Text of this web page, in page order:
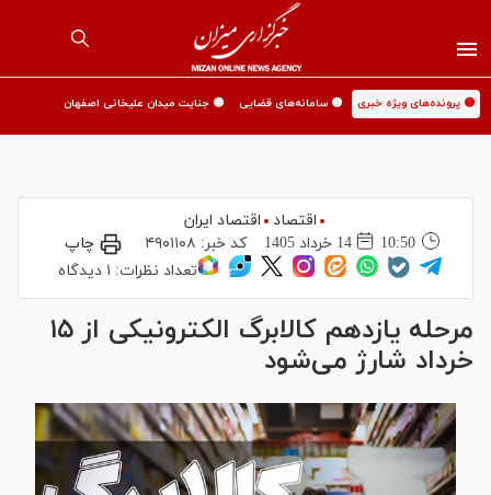
🟡 پرونده‌های ویژه خبری 🟡 سامانه‌های قضایی 🟡 جنایت میدان علیخانی اصفهان
اقتصاد
اقتصاد ایران
10:50
14 خرداد 1405 کد خبر: ۴۹۰۱۱۰۸
چاپ
تعداد نظرات: ۱ دیدگاه
مرحله یازدهم کالابرگ الکترونیکی از ۱۵
خرداد شارژ می‌شود